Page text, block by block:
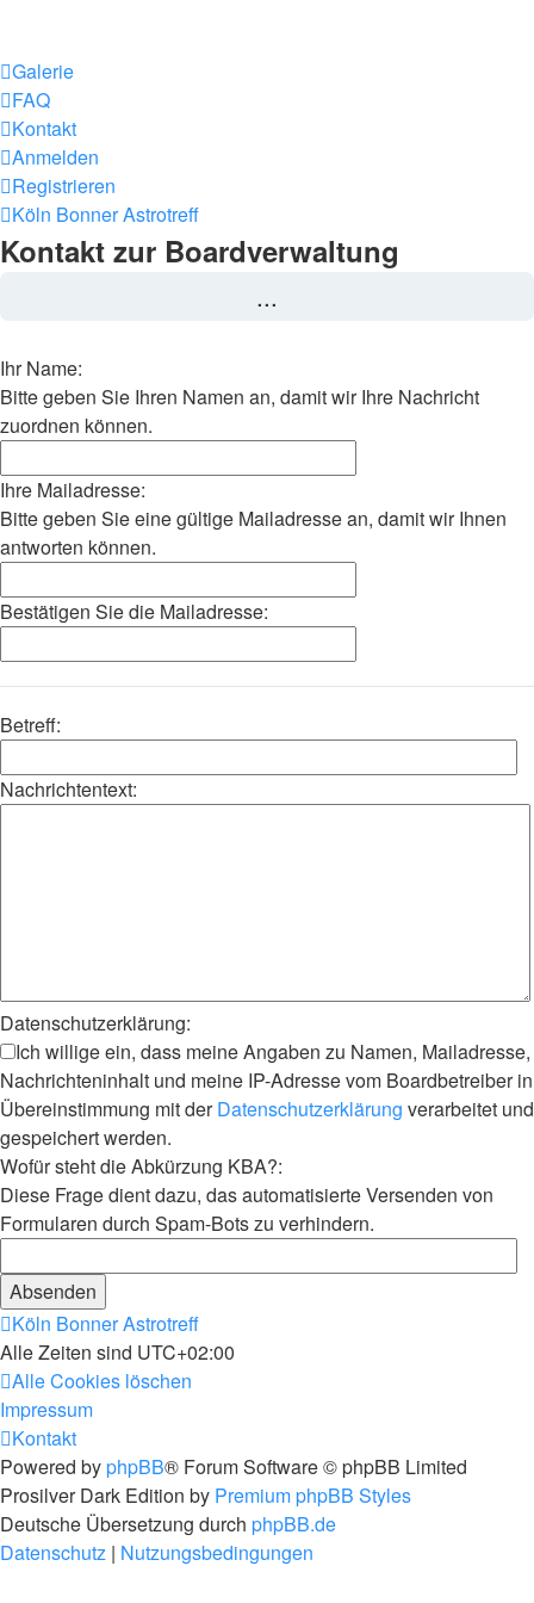
Galerie
FAQ
Kontakt
Anmelden
Registrieren
Köln Bonner Astrotreff
Kontakt zur Boardverwaltung
...
Ihr Name:
Bitte geben Sie Ihren Namen an, damit wir Ihre Nachricht
zuordnen können.
Ihre Mailadresse:
Bitte geben Sie eine gültige Mailadresse an, damit wir Ihnen
antworten können.
Bestätigen Sie die Mailadresse:
Betreff:
Nachrichtentext:
Datenschutzerklärung:
Ich willige ein, dass meine Angaben zu Namen, Mailadresse,
Nachrichteninhalt und meine IP-Adresse vom Boardbetreiber in
Übereinstimmung mit derDatenschutzerklärung verarbeitet und
gespeichert werden.
Wofür steht die Abkürzung KBA?:
Diese Frage dient dazu, das automatisierte Versenden von
Formularen durch Spam-Bots zu verhindern.
Köln Bonner Astrotreff
Alle Zeiten sind UTC+02:00
Alle Cookies löschen
Impressum
Kontakt
Powered byphpBB® Forum Software © phpBB Limited
Prosilver Dark Edition by Premium phpBB Styles
Deutsche Übersetzung durch phpBB.de
Datenschutz | Nutzungsbedingungen